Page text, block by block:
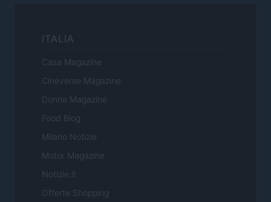
ITALIA
Casa Magazine
Cineverse Magazine
Donne Magazine
Food Blog
Milano Notizie
Motor Magazine
Notizie.it
Offerte Shopping